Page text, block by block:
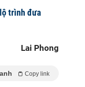
trình đưa
Lai Phong
Copy link